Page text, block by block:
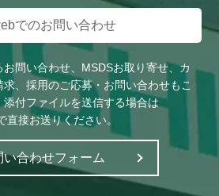
や）矢野テント株式会社
ゆ）ユキ技研株式会社
ら）株式会社来夢（らいむ）
わ）YKKファスニングプロダクツ
販売株式会社
ん）その他
でのお問い合わせ
問い合わせ、MSDSお取り寄せ、カ
、採用のご応募・お問い合わせもこ
付ファイルを送信する場合は
接お送りください。
い合わせフォーム